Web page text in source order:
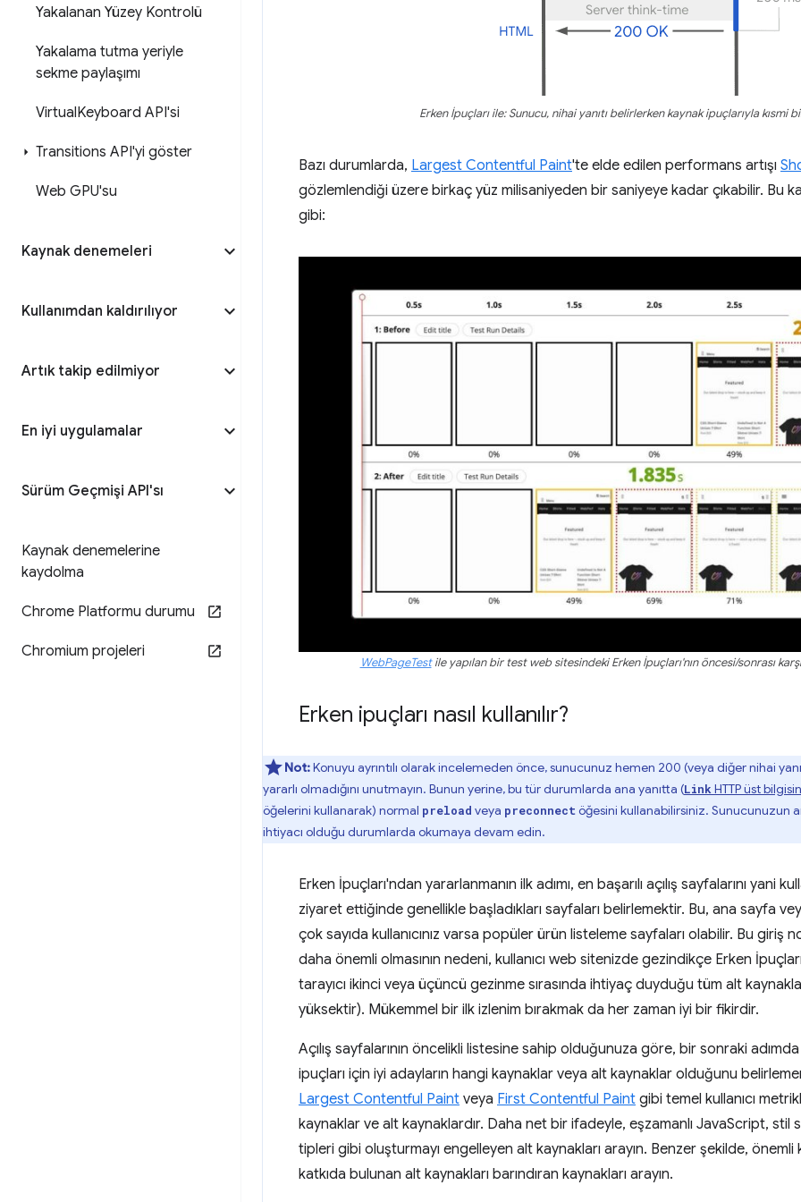
Yakalanan Yüzey Kontrolü
Yakalama tutma yeriyle
sekme paylaşımı
VirtualKeyboard API'si
Transitions API'yi göster
Web GPU'su
Kaynak denemeleri
Kullanımdan kaldırılıyor
Artık takip edilmiyor
En iyi uygulamalar
Sürüm Geçmişi API'sı
Kaynak denemelerine
kaydolma
Chrome Platformu durumu
Chromium projeleri
Erken İpuçları ile: Sunucu, nihai yanıtı belirlerken kaynak ipuçlarıyla kısmi
Bazı durumlarda, Largest Contentful Paint'te elde edilen performans artışı
gözlemlendiği üzere birkaç yüz milisaniyeden bir saniyeye kadar çıkabilir. Bu
gibi:
WebPageTestile yapılan bir test web sitesindeki Erken İpuçları'nın öncesi/sonrası
Erken ipuçları nasıl kullanılır?
Not:Konuyu ayrıntılı olarak incelemeden önce, sunucunuz hemen 200 (veya diğer nihai
yararlı olmadığını unutmayın. Bunun yerine, bu tür durumlarda ana yanıtta (Link HTTP üst
öğelerini kullanarak) normal preload veya preconnect öğesini kullanabilirsiniz. Sunucunuzun
ihtiyacı olduğu durumlarda okumaya devam edin.
Erken İpuçları'ndan yararlanmanın ilk adımı, en başarılı açılış sayfalarını yani
ziyaret ettiğinde genellikle başladıkları sayfaları belirlemektir. Bu, ana sayfa
çok sayıda kullanıcınız varsa popüler ürün listeleme sayfaları olabilir. Bu giriş
daha önemli olmasının nedeni, kullanıcı web sitenizde gezindikçe Erken
tarayıcı ikinci veya üçüncü gezinme sırasında ihtiyaç duyduğu tüm alt
yüksektir). Mükemmel bir ilk izlenim bırakmak da her zaman iyi bir fikirdir.
Açılış sayfalarının öncelikli listesine sahip olduğunuza göre, bir sonraki
ipuçları için iyi adayların hangi kaynaklar veya alt kaynaklar olduğunu
Largest Contentful Paint veya First Contentful Paint gibi temel kullanıcı
kaynaklar ve alt kaynaklardır. Daha net bir ifadeyle, eşzamanlı JavaScript, stil
tipleri gibi oluşturmayı engelleyen alt kaynakları arayın. Benzer şekilde, önemli
katkıda bulunan alt kaynakları barındıran kaynakları arayın.